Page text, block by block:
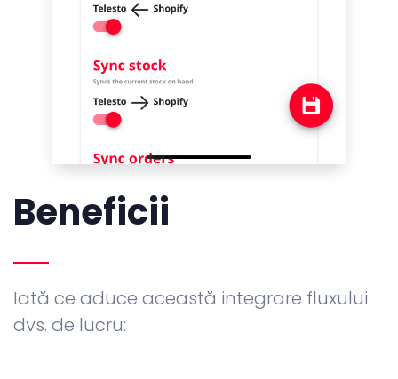
Beneficii
Iată ce aduce această integrare fluxului
dvs. de lucru: